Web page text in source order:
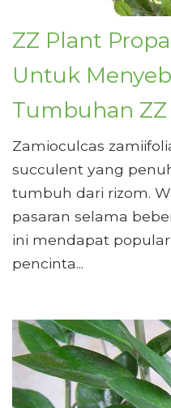
ZZ Plant
Untuk
Tumbuhan ZZ
Zamioculcas
succulent yang
tumbuh dari rizom.
pasaran selama
ini mendapat
pencinta...